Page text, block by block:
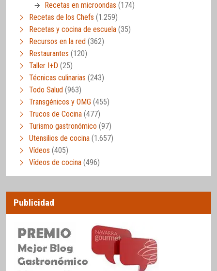
Recetas en microondas (174)
Recetas de los Chefs (1.259)
Recetas y cocina de escuela (35)
Recursos en la red (362)
Restaurantes (120)
Taller I+D (25)
Técnicas culinarias (243)
Todo Salud (963)
Transgénicos y OMG (455)
Trucos de Cocina (477)
Turismo gastronómico (97)
Utensilios de cocina (1.657)
Vídeos (405)
Vídeos de cocina (496)
Publicidad